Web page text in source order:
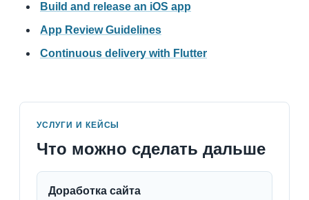
Build and release an iOS app
App Review Guidelines
Continuous delivery with Flutter
УСЛУГИ И КЕЙСЫ
Что можно сделать дальше
Доработка сайта